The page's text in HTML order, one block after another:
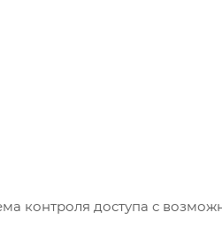
контроля доступа с